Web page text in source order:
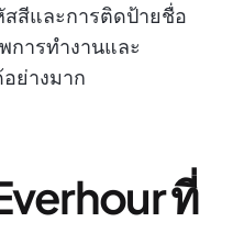
สสีและการติดป้ายชื่อ
การทำงานและ
ย่างมาก
ที่